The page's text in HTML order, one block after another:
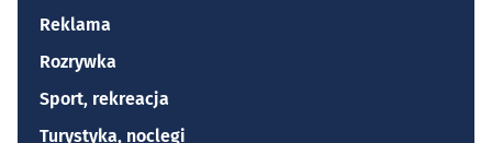
Reklama
Rozrywka
Sport, rekreacja
Turystyka, noclegi